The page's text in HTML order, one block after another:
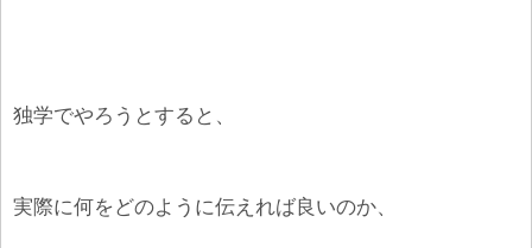
独学でやろうとすると、
実際に何をどのように伝えれば良いのか、